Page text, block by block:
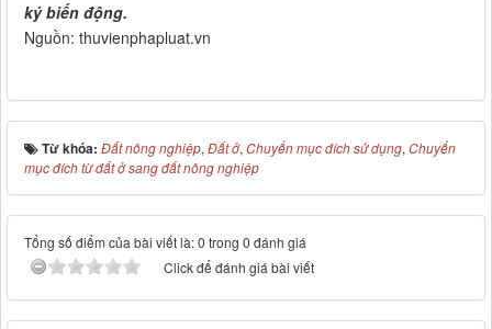
ký biến động.
Nguồn: thuvienphapluat.vn
Từ khóa: Đất nông nghiệp, Đất ở, Chuyển mục đích sử dụng, Chuyển
mục đích từ đất ở sang đất nông nghiệp
Tổng số điểm của bài viết là: 0 trong 0 đánh giá
Click để đánh giá bài viết